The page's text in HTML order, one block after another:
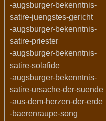
-augsburger-bekenntnis-
satire-juengstes-gericht
-augsburger-bekenntnis-
satire-priester
-augsburger-bekenntnis-
satire-solafide
-augsburger-bekenntnis-
satire-ursache-der-suende
-aus-dem-herzen-der-erde
-baerenraupe-song